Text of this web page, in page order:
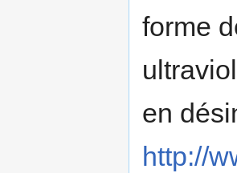
forme
en
http://